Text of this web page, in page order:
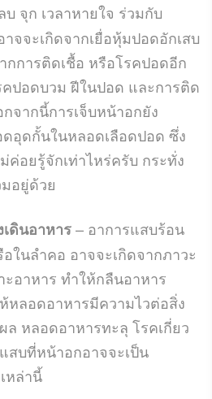
บ จุก เวลาหายใจ ร่วมกับ
จจะเกิดจากเยื่อหุ้มปอดอักเสบ
กการติดเชื้อ หรือโรคปอดอีก
ปอดบวม ฝีในปอด และการติด
จากนี้การเจ็บหน้าอกยัง
ดอุดกั้นในหลอดเลือดปอด ซึ่ง
ค่อยรู้จักเท่าไหร่ครับ กระทั่ง
อยู่ด้วย
ดินอาหาร– อาการแสบร้อน
ในลำคอ อาจจะเกิดจากภาวะ
อาหาร ทำให้กลืนอาหาร
หลอดอาหารมีความไวต่อสิ่ง
ล หลอดอาหารทะลุ โรคเกี่ยว
สบที่หน้าอกอาจจะเป็น
หล่านี้